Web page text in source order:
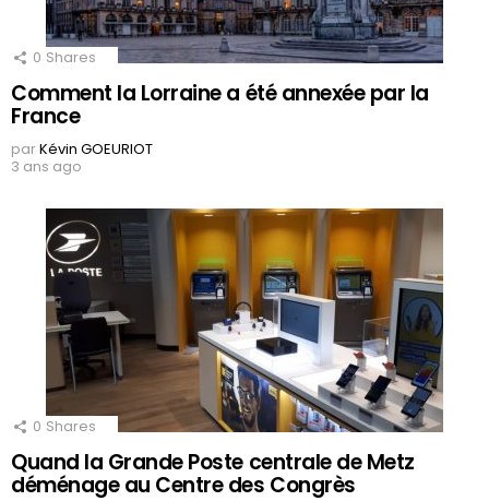
0 Shares
Comment la Lorraine a été annexée par la
France
parKévin GOEURIOT
3 ans ago
0 Shares
Quand la Grande Poste centrale de Metz
déménage au Centre des Congrès